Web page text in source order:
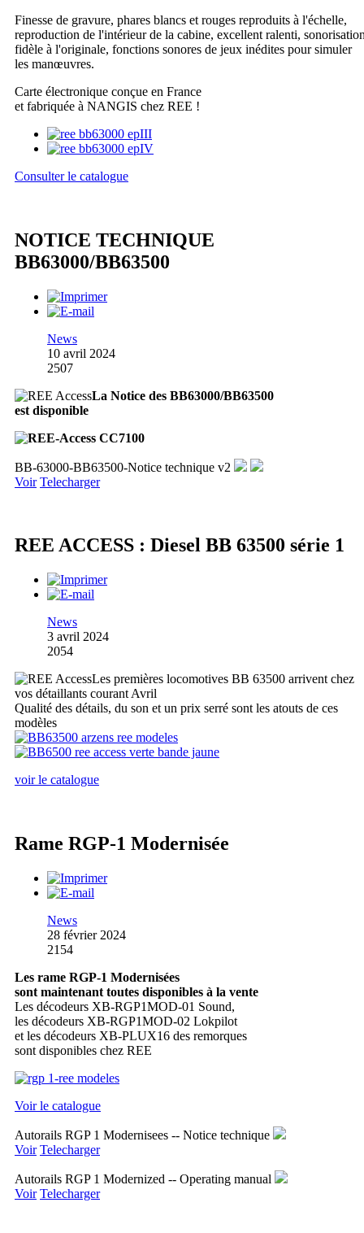
Finesse de gravure, phares blancs et rouges reproduits à l'échelle,
reproduction de l'intérieur de la cabine, excellent ralenti,
fidèle à l'originale, fonctions sonores de jeux inédites pour simuler
les manœuvres.
Carte électronique conçue en France
et fabriquée à NANGIS chez REE !
Consulter le catalogue
NOTICE TECHNIQUE
BB63000/BB63500
News
10 avril 2024
2507
La Notice des BB63000/BB63500
est disponible
BB-63000-BB63500-Notice technique v2
Voir Telecharger
REE ACCESS : Diesel BB 63500 série 1
News
3 avril 2024
2054
Les premières locomotives BB 63500 arrivent chez
vos détaillants courant Avril
Qualité des détails, du son et un prix serré sont les atouts de ces
modèles
voir le catalogue
Rame RGP-1 Modernisée
News
28 février 2024
2154
Les rame RGP-1 Modernisées
sont maintenant toutes disponibles à la vente
Les décodeurs XB-RGP1MOD-01 Sound,
les décodeurs XB-RGP1MOD-02 Lokpilot
et les décodeurs XB-PLUX16 des remorques
sont disponibles chez REE
Voir le catalogue
Autorails RGP 1 Modernisees -- Notice technique
Voir Telecharger
Autorails RGP 1 Modernized -- Operating manual
Voir Telecharger